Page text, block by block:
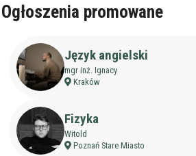
Ogłoszenia promowane
Język angielski
mgr inż. Ignacy
Kraków
Fizyka
Witold
Poznań Stare Miasto